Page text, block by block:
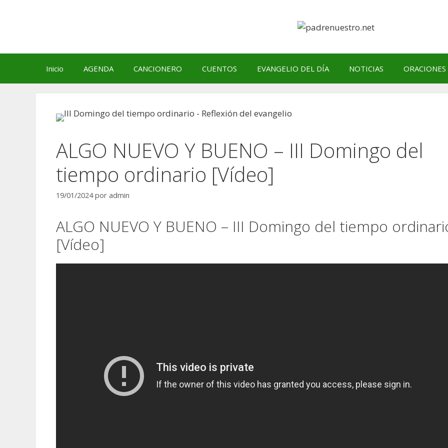
Inicio AGENDA CANCIONERO CUENTOS EVANGELIO DEL DÍA NOTICIAS ORACIONES
ALGO NUEVO Y BUENO – III Domingo del
tiempo ordinario [Vídeo]
19/01/2024 por admin
ALGO NUEVO Y BUENO – III Domingo del tiempo
[Vídeo]